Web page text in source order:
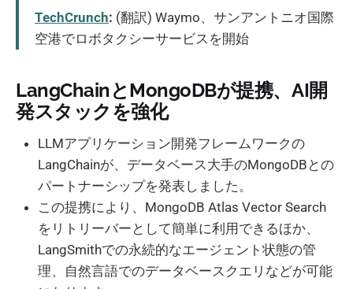
TechCrunch: (翻訳) Waymo、サンアントニオ国際
空港でロボタクシーサービスを開始
LangChainとMongoDBが提携、AI開
発スタックを強化
LLMアプリケーション開発フレームワークの
LangChainが、データベース大手のMongoDBとの
パートナーシップを発表しました。
この提携により、MongoDB Atlas Vector Search
をリトリーバーとして簡単に利用できるほか、
LangSmithでの永続的なエージェント状態の管
理、自然言語でのデータベースクエリなどが可能